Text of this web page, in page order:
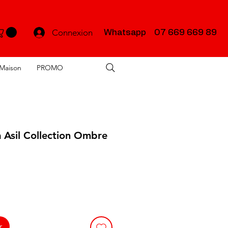
Connexion Whatsapp 07 669 669 89
Maison PROMO
Asil Collection Ombre